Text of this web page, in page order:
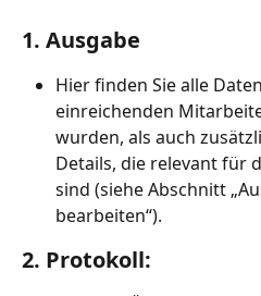
1. Ausgabe
Hier finden Sie alle
einreichenden
wurden, als auch
Details, die relevant für
sind (siehe Abschnitt
bearbeiten“).
2. Protokoll: